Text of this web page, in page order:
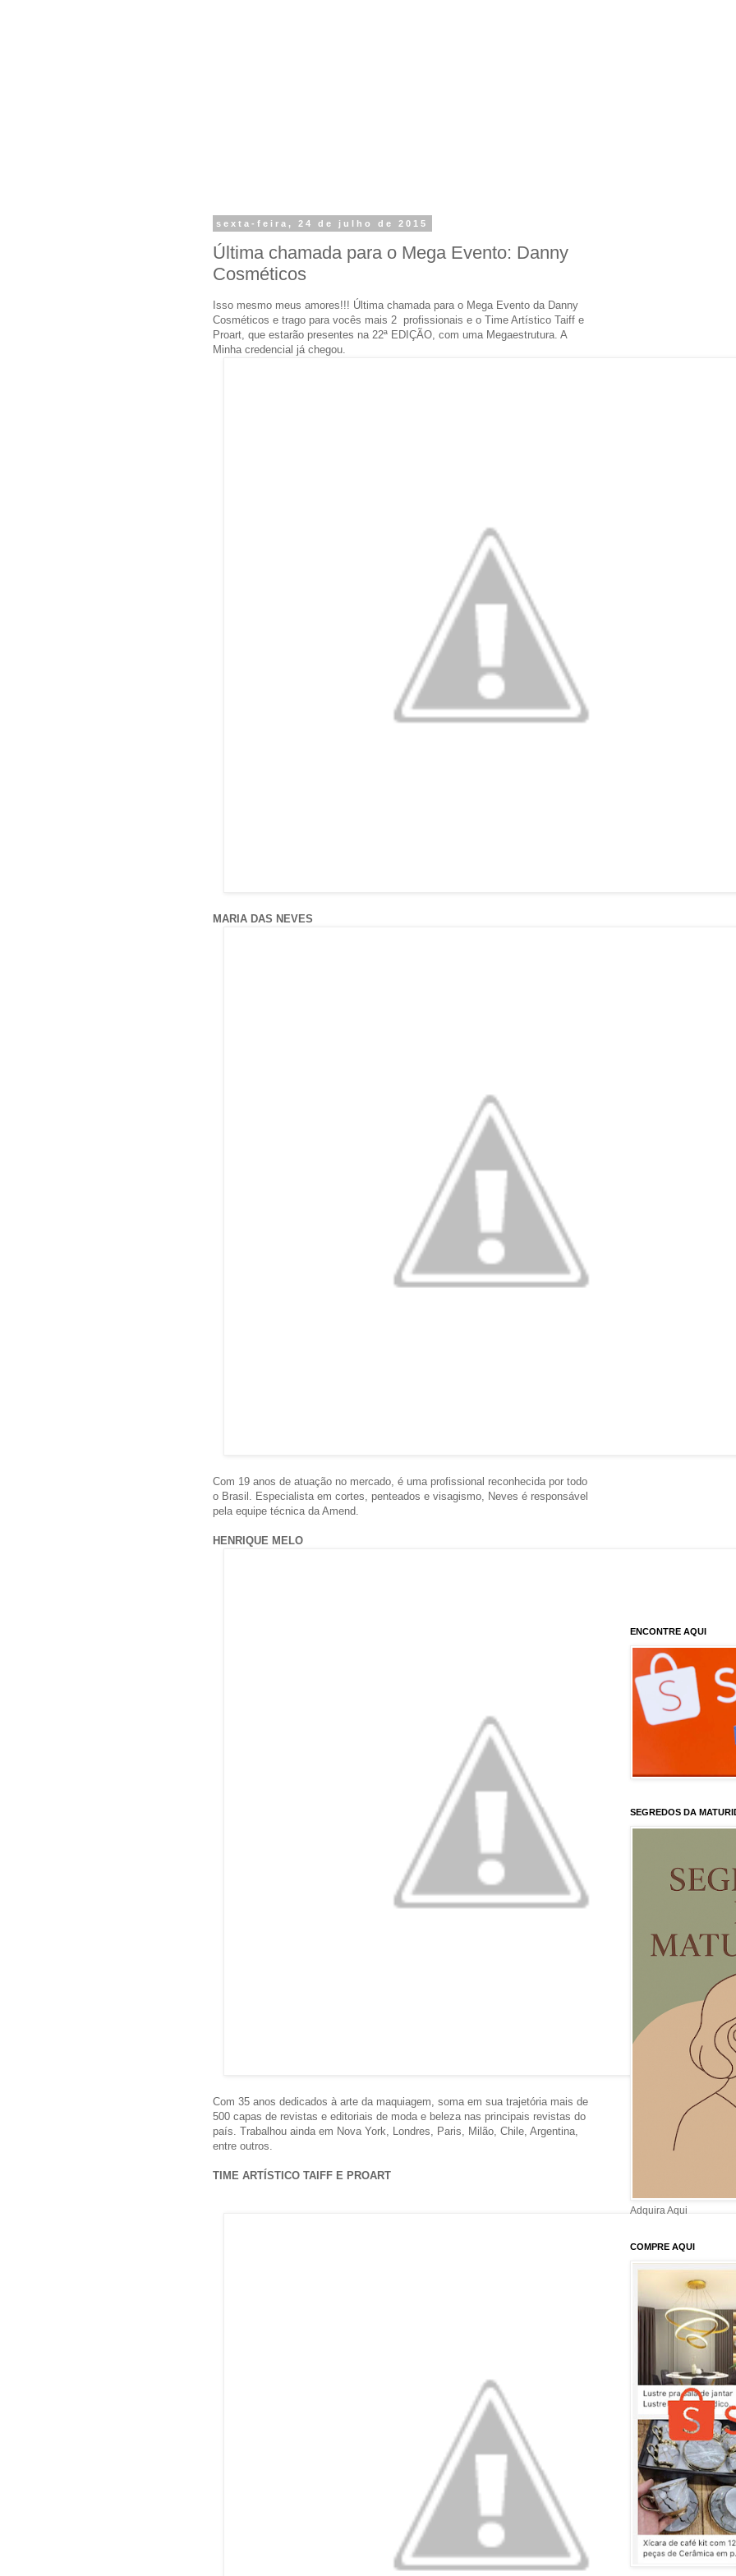
sexta-feira, 24 de julho de 2015
Última chamada para o Mega Evento: Danny
Cosméticos
Isso mesmo meus amores!!! Última chamada para o Mega Evento da Danny
Cosméticos e trago para vocês mais 2 profissionais e o Time Artístico Taiff e
Proart, que estarão presentes na 22ª EDIÇÃO, com uma Megaestrutura. A
Minha credencial já chegou.
MARIA DAS NEVES
Com 19 anos de atuação no mercado, é uma profissional reconhecida por todo
o Brasil. Especialista em cortes, penteados e visagismo, Neves é responsável
pela equipe técnica da Amend.
HENRIQUE MELO
Com 35 anos dedicados à arte da maquiagem, soma em sua trajetória mais de
500 capas de revistas e editoriais de moda e beleza nas principais revistas do
país. Trabalhou ainda em Nova York, Londres, Paris, Milão, Chile, Argentina,
entre outros.
TIME ARTÍSTICO TAIFF E PROART
ENCONTRE AQUI
SEGREDOS DA
Adquira Aqui
COMPRE AQUI